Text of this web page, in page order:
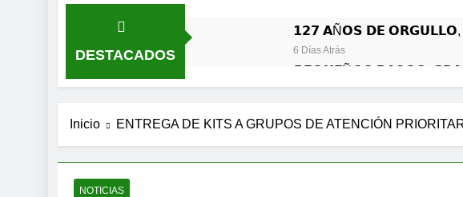
DESTACADOS
𝟭𝟮𝟳 𝗔Ñ𝗢𝗦 𝗗𝗘 𝗢𝗥𝗚𝗨𝗟𝗟𝗢,
6 Días Atrás
𝙋𝙀𝙌𝙐𝙀Ñ𝙊𝙎 𝙋𝘼𝙎𝙊𝙎,
6 Días Atrás
Inicio ENTREGA DE KITS A GRUPOS DE ATENCIÓN
NOTICIAS